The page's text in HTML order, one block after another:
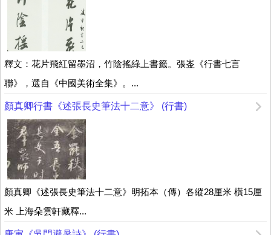
釋文：花片飛紅留墨沼，竹陰搖綠上書籤。張崟《行書七言
聯》，選自《中國美術全集》。...
顏真卿行書《述張長史筆法十二意》 (行書)
顏真卿《述張長史筆法十二意》明拓本（傳）各縱28厘米 橫15厘
米 上海朵雲軒藏釋...